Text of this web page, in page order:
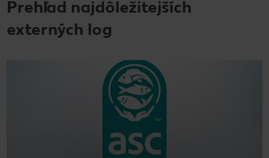
Prehľad najdôležitejších
externých log